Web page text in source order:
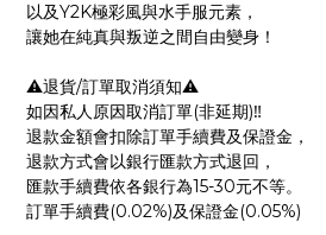
以及Y2K極彩風與水手服元素，
讓她在純真與叛逆之間自由變身！
⚠️退貨/訂單取消須知⚠️
如因私人原因取消訂單(非延期)‼️
退款金額會扣除訂單手續費及保證金，
退款方式會以銀行匯款方式退回，
匯款手續費依各銀行為15-30元不等。
訂單手續費(0.02%)及保證金(0.05%)